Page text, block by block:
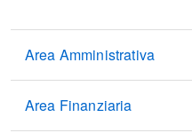
Area Amministrativa
Area Finanziaria